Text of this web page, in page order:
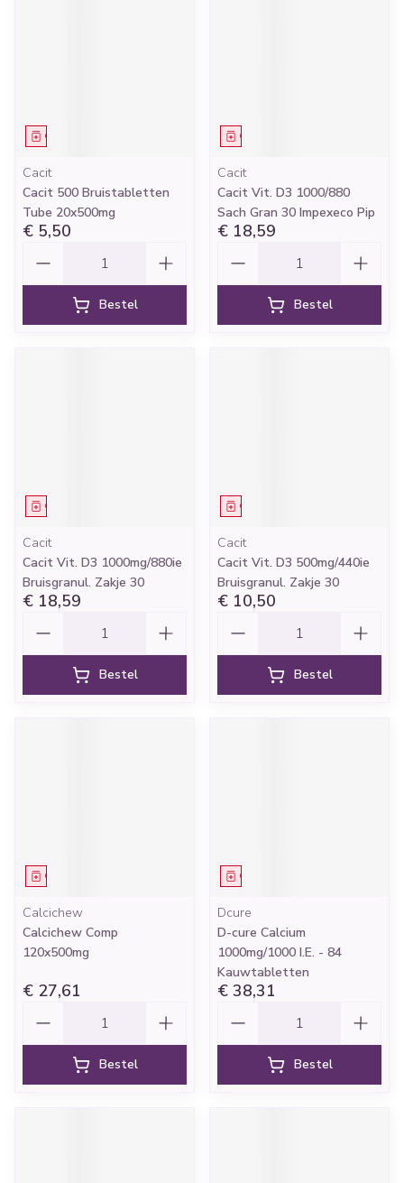
Geneesmiddel
Cacit
Cacit 500 Bruistabletten
Tube 20x500mg
€ 5,50
Bestel
Geneesmiddel
Cacit
Cacit Vit. D3 1000/880
Sach Gran 30 Impexeco Pip
€ 18,59
Bestel
Geneesmiddel
Cacit
Cacit Vit. D3 1000mg/880ie
Bruisgranul. Zakje 30
€ 18,59
Bestel
Geneesmiddel
Cacit
Cacit Vit. D3 500mg/440ie
Bruisgranul. Zakje 30
€ 10,50
Bestel
Geneesmiddel
Calcichew
Calcichew Comp
120x500mg
€ 27,61
Bestel
Geneesmiddel
Dcure
D-cure Calcium
1000mg/1000 I.E. - 84
Kauwtabletten
€ 38,31
Bestel